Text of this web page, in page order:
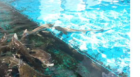
利用する想定※天候の状況や参加人数に
更する場合がございます。参加概要
津町【実施日程】8月4日（火）〜 8月6
した方には7月10日(金) 18：30～20：
オンライン研修」をご案内する予定で
します。【集合場所・時間】中標津空港
合【解散場所・時間】中標津空港 8月6
象】中学2年生、中学3年生【宿泊
室に複数(同性2～4名程度)で宿泊いた
県立四万十高等学校高知県立中村高等
立高知農業高等学校 九州 佐賀県立
県立小国高等学校熊本県立矢部高等学
校鹿児島県立沖永良部高等学校宮崎県
立高千穂高等学校鹿児島県立古仁屋高
高等学校私立高校国際高等専門学校
等学校(新潟県)広島三育学院高等学校
参加